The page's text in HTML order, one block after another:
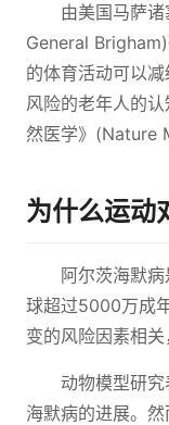
由美国马萨
General
的体育活动可以
风险的老年人的
然医学》(Nature
为什么运动
阿尔茨海默
球超过5000万成
变的风险因素相关
动物模型研
海默病的进展。